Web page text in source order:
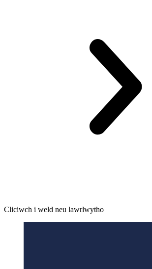
Cliciwch i weld neu lawrlwytho